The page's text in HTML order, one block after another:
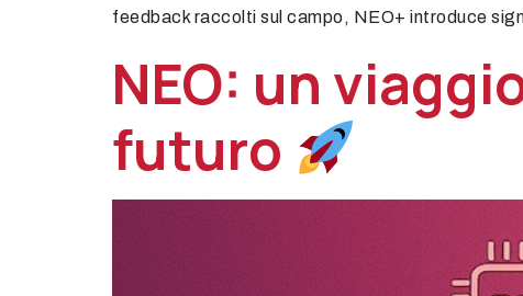
feedback raccolti sul campo, NEO+ introduce
NEO: un
futuro